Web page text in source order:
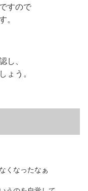
すので
。
し、
ょう。
くなったなぁ